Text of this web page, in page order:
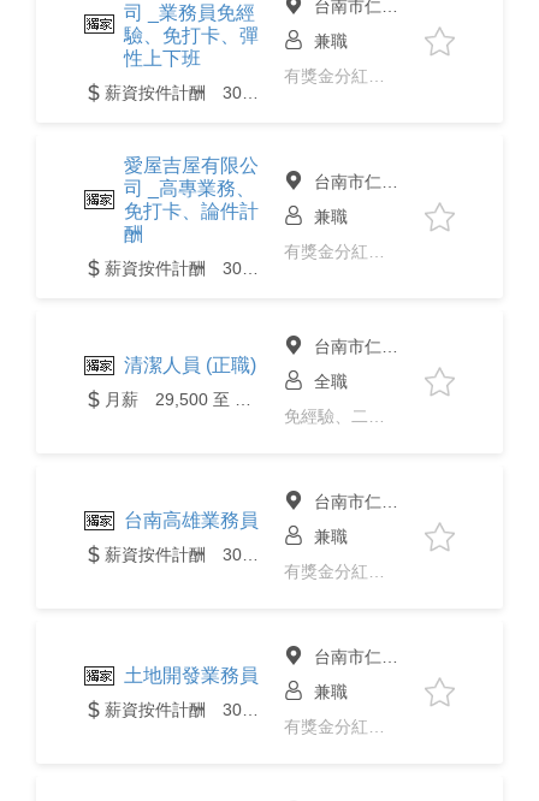
司 _業務員免經
驗、免打卡、彈
性上下班
台南市仁德區
兼職
有獎金分紅、免經驗、彈性上下班
愛屋吉屋有限公
司 _高專業務、
免打卡、論件計
酬
台南市仁德區
兼職
有獎金分紅、免經驗、彈性上下班
清潔人員 (正職)
台南市仁德區
全職
免經驗、二度就業、中高齡
台南高雄業務員
台南市仁德區
兼職
有獎金分紅、免經驗、二度就業
土地開發業務員
台南市仁德區
兼職
有獎金分紅、免經驗、二度就業